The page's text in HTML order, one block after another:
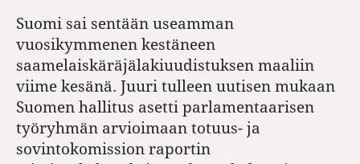
Suomi sai sentään useamman
vuosikymmenen kestäneen
saamelaiskäräjälakiuudistuksen maaliin
viime kesänä. Juuri tulleen uutisen mukaan
Suomen hallitus asetti parlamentaarisen
työryhmän arvioimaan totuus- ja
sovintokomission raportin